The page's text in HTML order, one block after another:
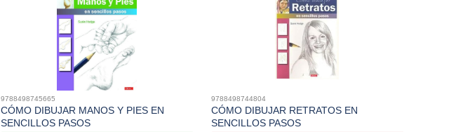
9788498745665
CÓMO DIBUJAR MANOS Y PIES EN
SENCILLOS PASOS
9788498744804
CÓMO DIBUJAR RETRATOS EN
SENCILLOS PASOS